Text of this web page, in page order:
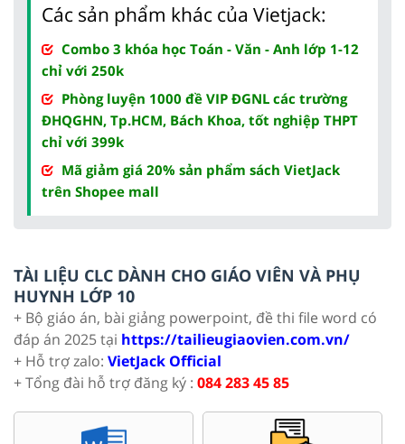
Các sản phẩm khác của Vietjack:
Combo 3 khóa học Toán - Văn - Anh lớp 1-12
chỉ với 250k
Phòng luyện 1000 đề VIP ĐGNL các trường
ĐHQGHN, Tp.HCM, Bách Khoa, tốt nghiệp THPT
chỉ với 399k
Mã giảm giá 20% sản phẩm sách VietJack
trên Shopee mall
TÀI LIỆU CLC DÀNH CHO GIÁO VIÊN VÀ PHỤ
HUYNH LỚP 10
+ Bộ giáo án, bài giảng powerpoint, đề thi file word có
đáp án 2025 tại https://tailieugiaovien.com.vn/
+ Hỗ trợ zalo: VietJack Official
+ Tổng đài hỗ trợ đăng ký : 084 283 45 85